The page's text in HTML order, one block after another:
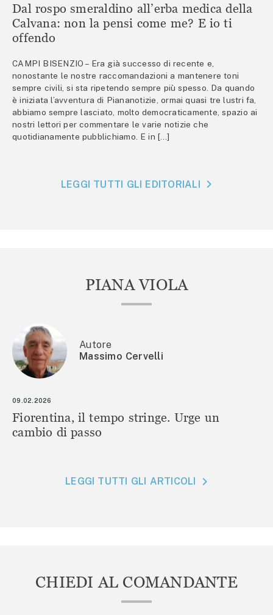
Dal rospo smeraldino all’erba medica della
Calvana: non la pensi come me? E io ti
offendo
CAMPI BISENZIO – Era già successo di recente e,
nonostante le nostre raccomandazioni a mantenere toni
sempre civili, si sta ripetendo sempre più spesso. Da quando
è iniziata l’avventura di Piananotizie, ormai quasi tre lustri fa,
abbiamo sempre lasciato, molto democraticamente, spazio ai
nostri lettori per commentare le varie notizie che
quotidianamente pubblichiamo. E in […]
LEGGI TUTTI GLI EDITORIALI
PIANA VIOLA
Autore
Massimo Cervelli
09.02.2026
Fiorentina, il tempo stringe. Urge un
cambio di passo
LEGGI TUTTI GLI ARTICOLI
CHIEDI AL COMANDANTE